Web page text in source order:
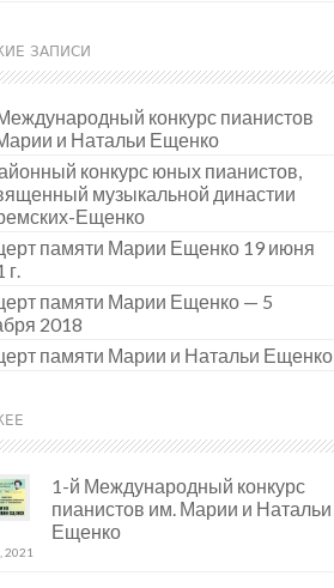
ЗАПИСИ
конкурс пианистов
и Натальи Ещенко
конкурс юных пианистов,
музыкальной династии
Ещенко
памяти Марии Ещенко 19 июня
г.
памяти Марии Ещенко — 5
2018
памяти Марии и Натальи Ещенко
1-й Международный конкурс
пианистов им. Марии и Натальи
Ещенко
2021